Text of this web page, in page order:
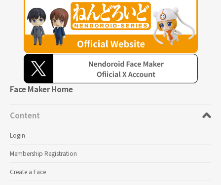
Face Maker Home
Content
Login
Membership Registration
Create a Face